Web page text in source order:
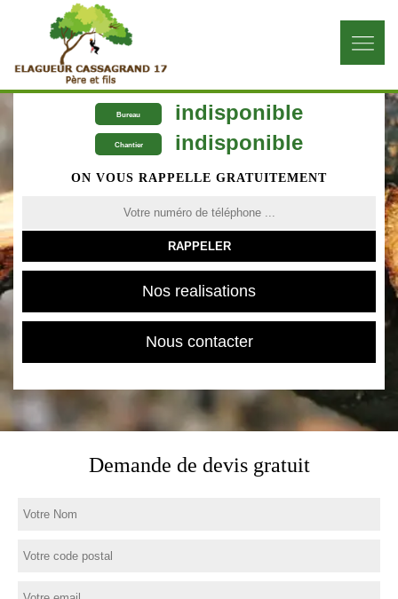
Bureau indisponible
Chantier indisponible
ON VOUS RAPPELLE GRATUITEMENT
Nos realisations
Nous contacter
Demande de devis gratuit